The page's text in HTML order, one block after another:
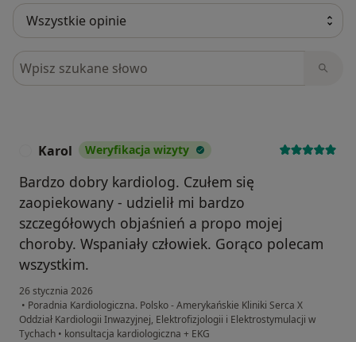
Szukaj w opiniach
Karol Weryfikacja wizyty
Bardzo dobry kardiolog. Czułem się
zaopiekowany - udzielił mi bardzo
szczegółowych objaśnień a propo mojej
choroby. Wspaniały człowiek. Gorąco polecam
wszystkim.
26 stycznia 2026
• Poradnia Kardiologiczna. Polsko - Amerykańskie Kliniki Serca X
Oddział Kardiologii Inwazyjnej, Elektrofizjologii i Elektrostymulacji w
Tychach • konsultacja kardiologiczna + EKG